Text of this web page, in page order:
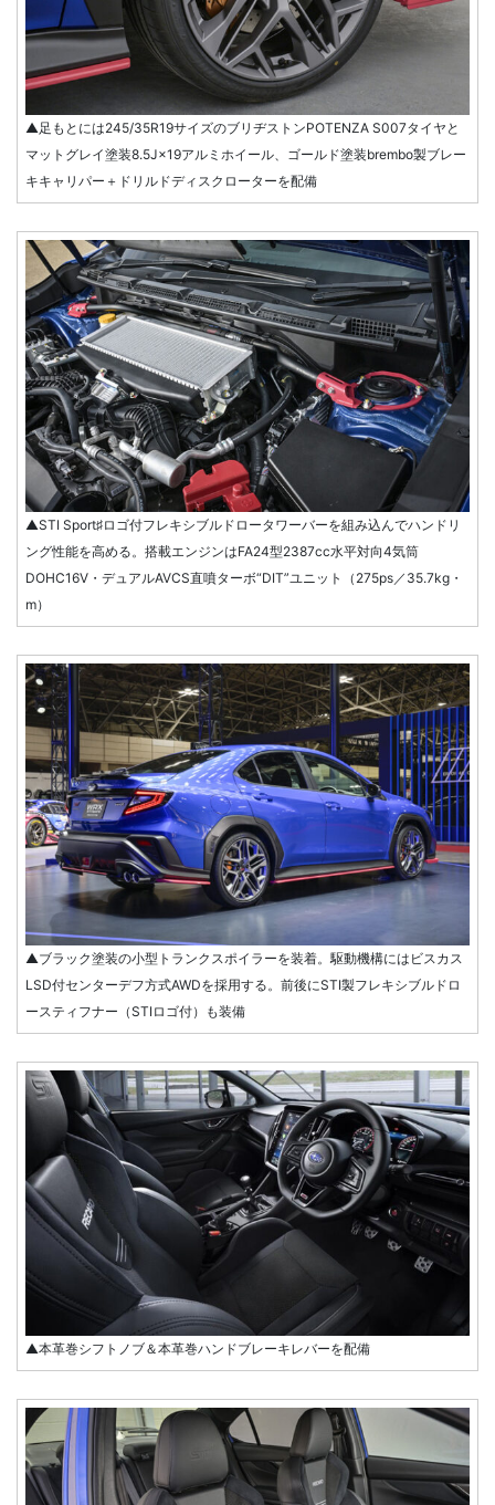
▲足もとには245/35R19サイズのブリヂストンPOTENZA S007タイヤと
マットグレイ塗装8.5J×19アルミホイール、ゴールド塗装brembo製ブレー
キキャリパー＋ドリルドディスクローターを配備
▲STI Sport♯ロゴ付フレキシブルドロータワーバーを組み込んでハンドリ
ング性能を高める。搭載エンジンはFA24型2387cc水平対向4気筒
DOHC16V・デュアルAVCS直噴ターボ“DIT”ユニット（275ps／35.7kg・
m）
▲ブラック塗装の小型トランクスポイラーを装着。駆動機構にはビスカス
LSD付センターデフ方式AWDを採用する。前後にSTI製フレキシブルドロ
ースティフナー（STIロゴ付）も装備
▲本革巻シフトノブ＆本革巻ハンドブレーキレバーを配備